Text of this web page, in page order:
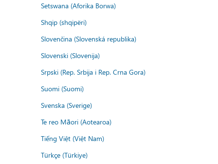
Setswana (Aforika Borwa)
Shqip (shqipëri)
Slovenčina (Slovenská republika)
Slovenski (Slovenija)
Srpski (Rep. Srbija i Rep. Crna Gora)
Suomi (Suomi)
Svenska (Sverige)
Te reo Māori (Aotearoa)
Tiếng Việt (Việt Nam)
Türkçe (Türkiye)